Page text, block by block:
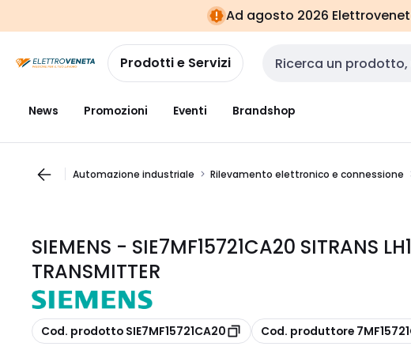
navigazionealla
pagina
Ad agosto 2026
Prodotti e Servizi Cerca input
News Promozioni Eventi Brandshop
Automazione industriale Rilevamento elettronico e connessione
SIEMENS - SIE7MF15721CA20 SITRANS
TRANSMITTER
copia
Cod. prodotto SIE7MF15721CA20 copia
Cod. produttore